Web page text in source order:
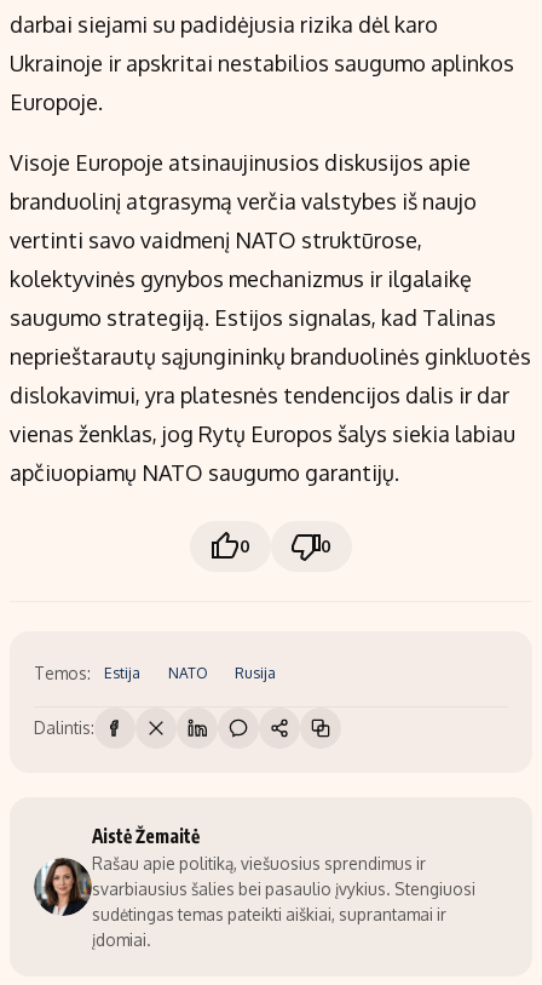
darbai siejami su padidėjusia rizika dėl karo
Ukrainoje ir apskritai nestabilios saugumo aplinkos
Europoje.
Visoje Europoje atsinaujinusios diskusijos apie
branduolinį atgrasymą verčia valstybes iš naujo
vertinti savo vaidmenį NATO struktūrose,
kolektyvinės gynybos mechanizmus ir ilgalaikę
saugumo strategiją. Estijos signalas, kad Talinas
neprieštarautų sąjungininkų branduolinės ginkluotės
dislokavimui, yra platesnės tendencijos dalis ir dar
vienas ženklas, jog Rytų Europos šalys siekia labiau
apčiuopiamų NATO saugumo garantijų.
0 0
Temos: Estija NATO Rusija
Dalintis:
Aistė Žemaitė
Rašau apie politiką, viešuosius sprendimus ir
svarbiausius šalies bei pasaulio įvykius. Stengiuosi
sudėtingas temas pateikti aiškiai, suprantamai ir
įdomiai.